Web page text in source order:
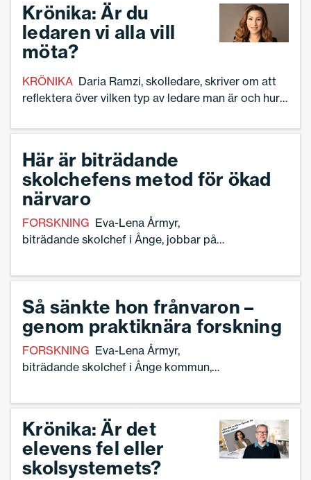
Krönika: Är du
ledaren vi alla vill
möta?
KRÖNIKA Daria Ramzi, skolledare, skriver om att
reflektera över vilken typ av ledare man är och hur
Här är biträdande
skolchefens metod för ökad
närvaro
FORSKNING Eva-Lena Årmyr,
biträdande skolchef i Ånge, jobbar på
– genom forskning. Frånvarotrappan är
frånvaromodell kan se ut.
Så sänkte hon frånvaron –
genom praktiknära forskning
FORSKNING Eva-Lena Årmyr,
biträdande skolchef i Ånge kommun,
i skolan.
Krönika: Är det
elevens fel eller
skolsystemets?